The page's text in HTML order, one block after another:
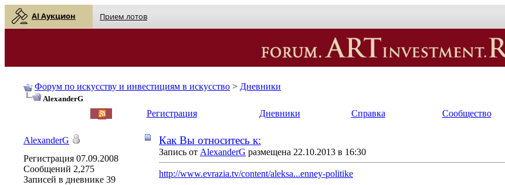
AI Аукцион Прием лотов
Форум по искусству и инвестициям в искусство > Дневники
AlexanderG
Регистрация Дневники Справка Сообщество
Как Вы относитесь к:
Запись от AlexanderG размещена 22.10.2013 в 16:30
http://www.evrazia.tv/content/aleksa...enney-politike
AlexanderG
Регистрация 07.09.2008
Сообщений 2,275
Записей в дневнике 39